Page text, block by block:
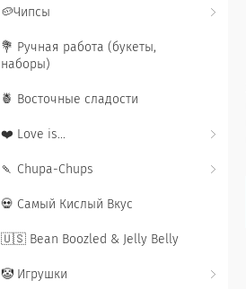
🥔Чипсы
💐 Ручная работа (букеты,
наборы)
🍍 Восточные сладости
❤️ Love is...
🍡 Chupa-Chups
💀 Самый Кислый Вкус
🇺🇸 Bean Boozled & Jelly Belly
🤡 Игрушки